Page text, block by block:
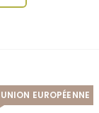
UNION EUROPÉENNE